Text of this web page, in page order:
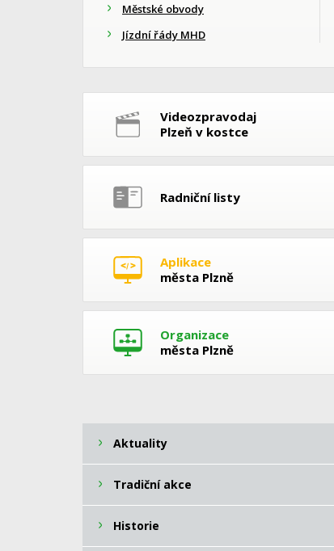
Městské obvody
Jízdní řády MHD
Videozpravodaj
Plzeň v kostce
Radniční listy
Aplikace
města Plzně
Organizace
města Plzně
Aktuality
Tradiční akce
Historie